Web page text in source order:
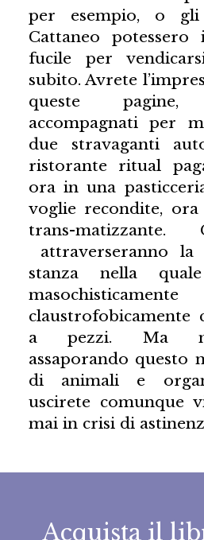
per esempio, o gli
Cattaneo potessero
fucile per
subito. Avrete
queste
accompagnati per
due stravaganti
ristorante ritual
ora in una
voglie recondite,
trans-
attraverseranno
stanza nella
a pezzi. Ma
assaporando
di animali e
uscirete comunque
mai in crisi di
Acquista il